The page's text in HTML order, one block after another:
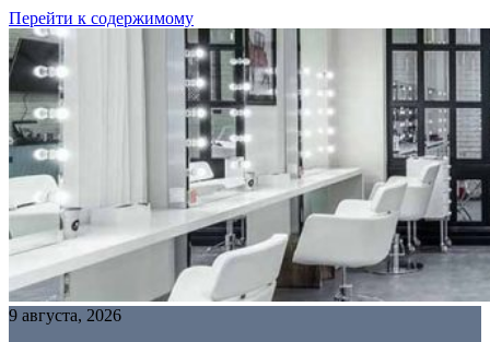
Перейти к содержимому
9 августа, 2026